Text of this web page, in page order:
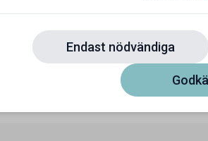
Endast nödvändiga